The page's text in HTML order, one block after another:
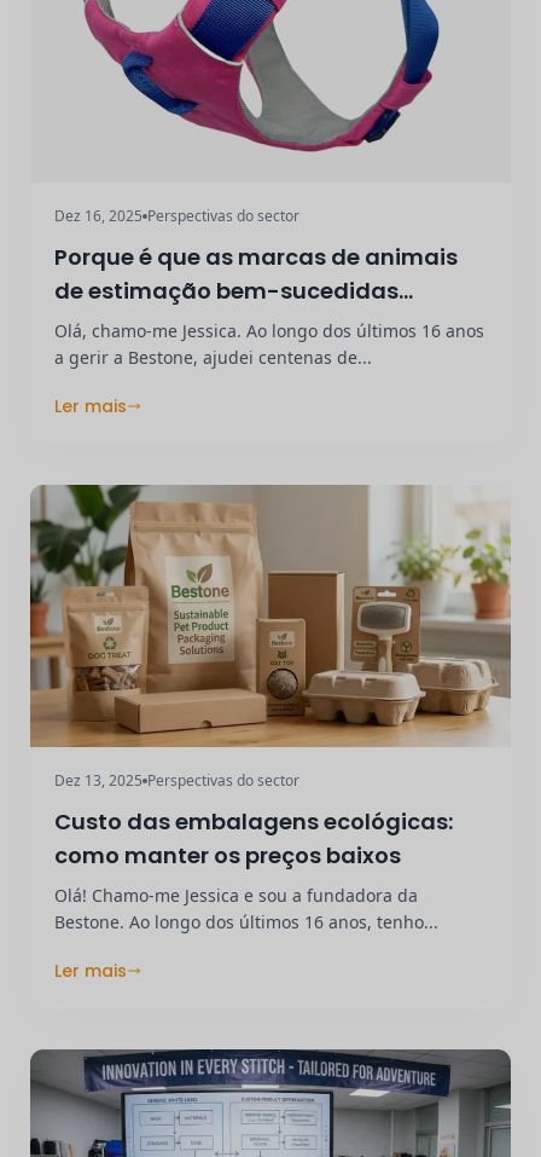
Dez 16, 2025 Perspectivas do sector
Porque é que as marcas de animais
de estimação bem-sucedidas
começam com um produto principal
Olá, chamo-me Jessica. Ao longo dos últimos 16 anos
a gerir a Bestone, ajudei centenas de...
Ler mais
Dez 13, 2025 Perspectivas do sector
Custo das embalagens ecológicas:
como manter os preços baixos
Olá! Chamo-me Jessica e sou a fundadora da
Bestone. Ao longo dos últimos 16 anos, tenho...
Ler mais